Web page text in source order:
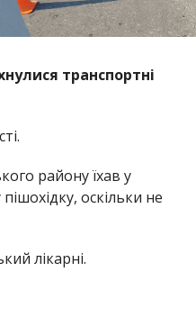
транспортні
району їхав у
оскільки не
лікарні.